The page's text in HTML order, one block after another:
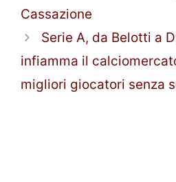
Cassazione
Serie A, da Belotti a
infiamma il
migliori giocatori senza